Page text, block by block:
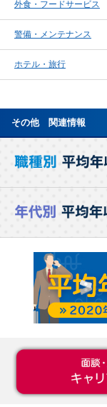
外食・フードサービス
警備・メンテナンス
ホテル・旅行
その他 関連情報